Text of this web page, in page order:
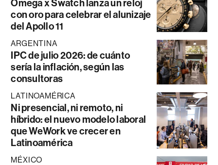
Omega x Swatch lanza un reloj
con oro para celebrar el alunizaje
del Apollo 11
ARGENTINA
IPC de julio 2026: de cuánto
sería la inflación, según las
consultoras
LATINOAMÉRICA
Ni presencial, ni remoto, ni
híbrido: el nuevo modelo laboral
que WeWork ve crecer en
Latinoamérica
MÉXICO